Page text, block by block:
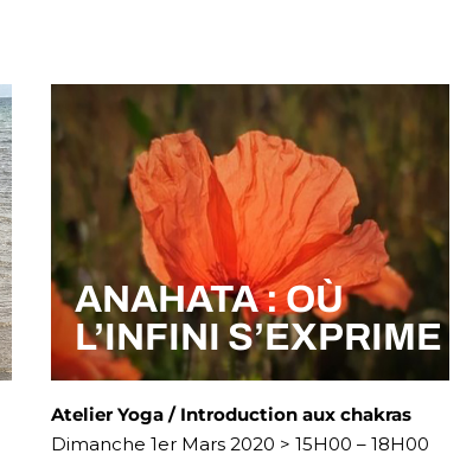
ANAHATA : OÙ
L’INFINI S’EXPRIME
Atelier Yoga / Introduction aux chakras
Dimanche 1er Mars 2020 > 15H00 – 18H00